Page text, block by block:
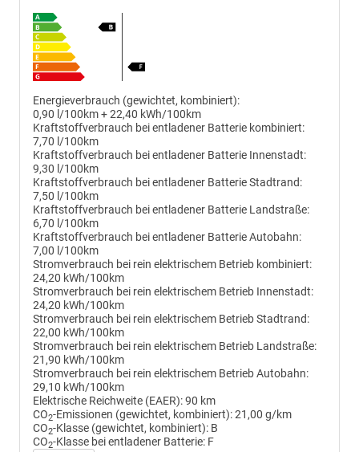
Energieverbrauch (gewichtet, kombiniert):
0,90 l/100km + 22,40 kWh/100km
Kraftstoffverbrauch bei entladener Batterie kombiniert:
7,70 l/100km
Kraftstoffverbrauch bei entladener Batterie Innenstadt:
9,30 l/100km
Kraftstoffverbrauch bei entladener Batterie Stadtrand:
7,50 l/100km
Kraftstoffverbrauch bei entladener Batterie Landstraße:
6,70 l/100km
Kraftstoffverbrauch bei entladener Batterie Autobahn:
7,00 l/100km
Stromverbrauch bei rein elektrischem Betrieb kombiniert:
24,20 kWh/100km
Stromverbrauch bei rein elektrischem Betrieb Innenstadt:
24,20 kWh/100km
Stromverbrauch bei rein elektrischem Betrieb Stadtrand:
22,00 kWh/100km
Stromverbrauch bei rein elektrischem Betrieb Landstraße:
21,90 kWh/100km
Stromverbrauch bei rein elektrischem Betrieb Autobahn:
29,10 kWh/100km
Elektrische Reichweite (EAER):90 km
CO2-Emissionen (gewichtet, kombiniert):21,00 g/km
CO2-Klasse (gewichtet, kombiniert): B
CO2-Klasse bei entladener Batterie: F